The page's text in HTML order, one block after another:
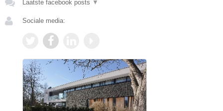
Laatste facebook posts ▼
Sociale media: